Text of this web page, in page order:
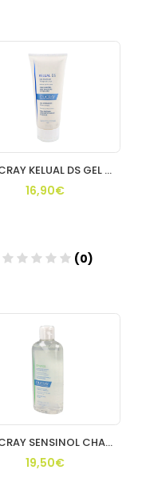
DUCRAY KELUAL DS GEL LIMPIADOR DUCRAY 200 ML
16,90€
(0)
DUCRAY SENSINOL CHAMPU 400ML
19,50€